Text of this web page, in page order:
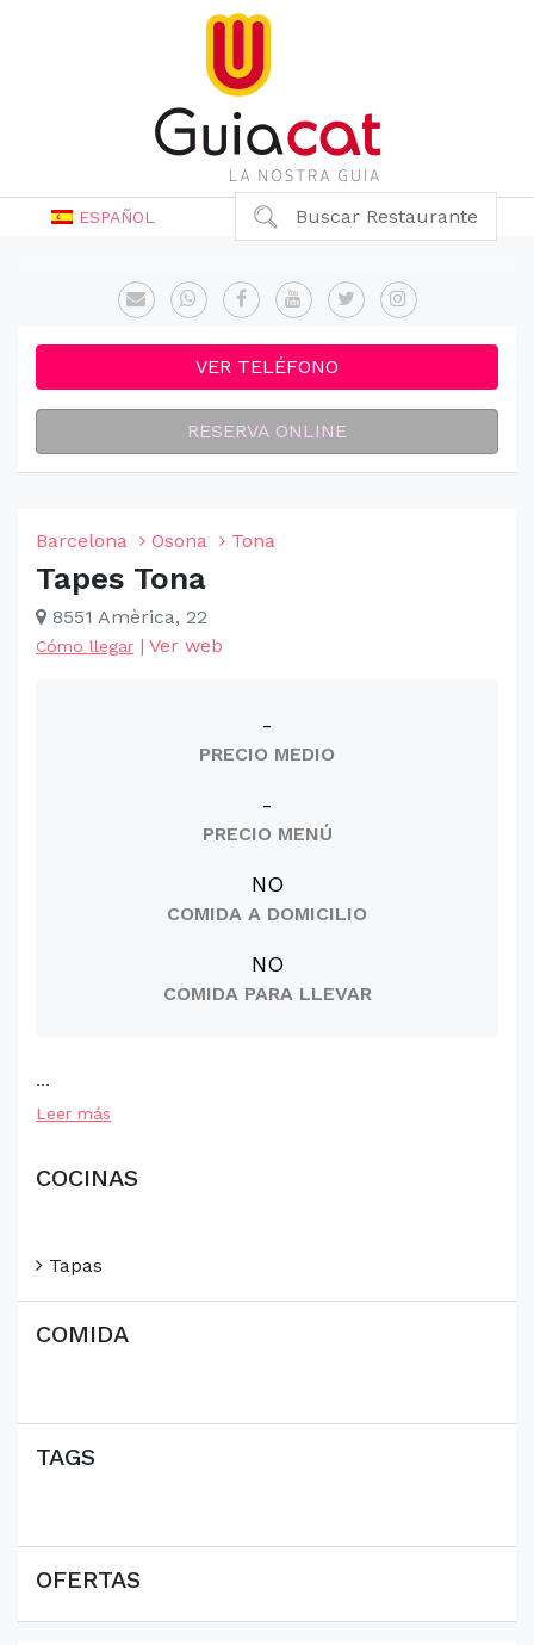
ESPAÑOL Buscar Restaurante
VER TELÉFONO
RESERVA ONLINE
Barcelona Osona Tona
Tapes Tona
8551 Amèrica, 22
Cómo llegar | Ver web
-
PRECIO MEDIO
-
PRECIO MENÚ
NO
COMIDA A DOMICILIO
NO
COMIDA PARA LLEVAR
...
Leer más
COCINAS
Tapas
COMIDA
TAGS
OFERTAS